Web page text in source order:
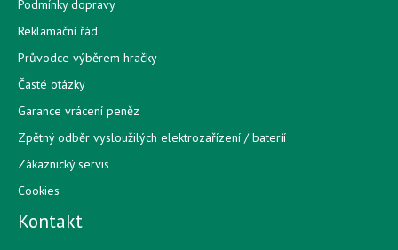
Podmínky dopravy
Reklamační řád
Průvodce výběrem hračky
Časté otázky
Garance vrácení peněz
Zpětný odběr vysloužilých elektrozařízení / bateríí
Zákaznický servis
Cookies
Kontakt